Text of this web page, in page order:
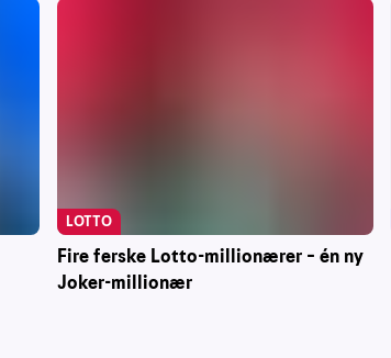
Fire ferske Lotto-millionærer – én ny
Joker-millionær
LOTTO